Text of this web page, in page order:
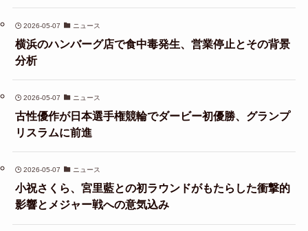
2026-05-07 ニュース
横浜のハンバーグ店で食中毒発生、営業停止とその背景
分析
2026-05-07 ニュース
古性優作が日本選手権競輪でダービー初優勝、グランプ
リスラムに前進
2026-05-07 ニュース
小祝さくら、宮里藍との初ラウンドがもたらした衝撃的
影響とメジャー戦への意気込み